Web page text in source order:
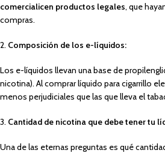
comercialicen productos legales, que
compras.
2. Composición de los e-líquidos:
Los e-líquidos llevan una base de
nicotina). Al comprar líquido para cigarrillo
menos perjudiciales que las que lleva el
3. Cantidad de nicotina que debe tener tu
Una de las eternas preguntas es qué